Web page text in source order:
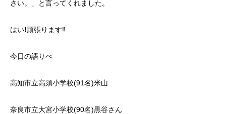
さい。」と言ってくれました。
はい❗️頑張ります‼️
今日の語りべ
高知市立高須小学校(91名)米山
奈良市立大宮小学校(90名)黒谷さん